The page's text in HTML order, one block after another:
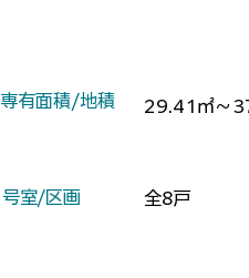
​専有面積/地積 29.41㎡～
​号室/区画 全8戸